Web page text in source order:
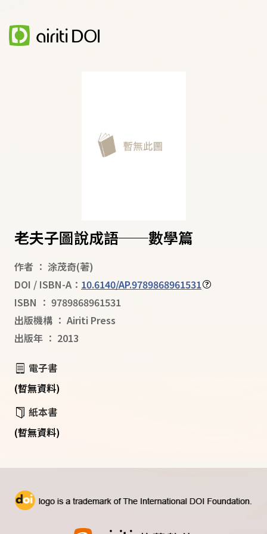
老夫子圖說成語──數學篇
作者 ： 涂茂奇(著)
DOI / ISBN-A： 10.6140/AP.9789868961531
ISBN ： 9789868961531
出版機構 ： Airiti Press
出版年 ： 2013
電子書
(暫無資料)
紙本書
(暫無資料)